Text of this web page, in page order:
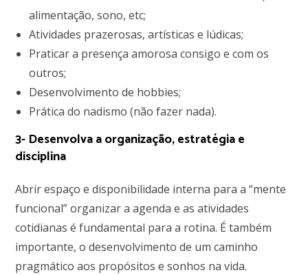
alimentação, sono, etc;
Atividades prazerosas, artísticas e lúdicas;
Praticar a presença amorosa consigo e com os
outros;
Desenvolvimento de hobbies;
Prática do nadismo (não fazer nada).
3- Desenvolva a organização, estratégia e
disciplina
Abrir espaço e disponibilidade interna para a “mente
funcional” organizar a agenda e as atividades
cotidianas é fundamental para a rotina. É também
importante, o desenvolvimento de um caminho
pragmático aos propósitos e sonhos na vida.